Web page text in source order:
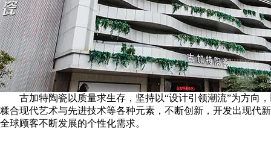
古加特陶瓷以质量求生存，坚持以“设计引领潮流”为方向
糅合现代艺术与先进技术等各种元素，不断创新，开发出现代
全球顾客不断发展的个性化需求。